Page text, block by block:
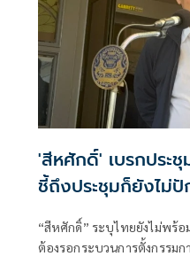
'สีหศักดิ์' เบรกประ
ชี้ถึงประชุมก็ยังไม่
“สีหศักดิ์” ระบุไทยยังไม่พร้อ
ต้องรอกระบวนการตั้งกรรม